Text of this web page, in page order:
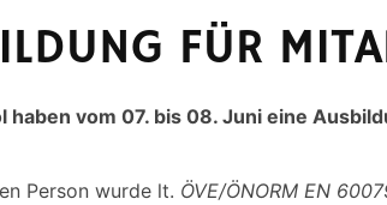
FÜR
vom 07. bis 08. Juni eine
Person wurde lt. ÖVE/ÖNORM EN